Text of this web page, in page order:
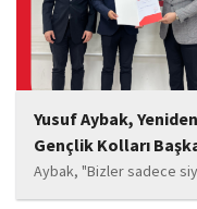
Yusuf Aybak,
Gençlik Kolları
Aybak, "Bizler sadece
ve manevi değerleri